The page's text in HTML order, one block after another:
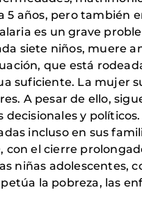
años, pero también
es un grave
siete niños, muere
que está
suficiente. La mujer
A pesar de ello,
y
incluso en sus
el cierre
niñas adolescentes,
la pobreza, las